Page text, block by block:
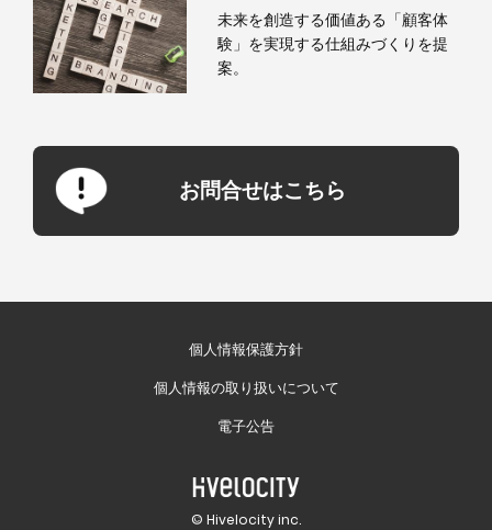
未来を創造する価値ある「顧客体
験」を実現する仕組みづくりを提
案。
お問合せはこちら
個人情報保護方針
個人情報の取り扱いについて
電子公告
© Hivelocity inc.